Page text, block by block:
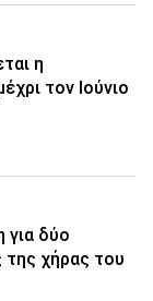
η
τον Ιούνιο
για δύο
χήρας του